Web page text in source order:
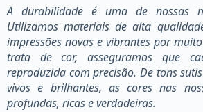
A durabilidade é uma de nossas
Utilizamos materiais de alta
impressões novas e vibrantes por
trata de cor, asseguramos que
reproduzida com precisão. De tons
vivos e brilhantes, as cores nas
profundas, ricas e verdadeiras.